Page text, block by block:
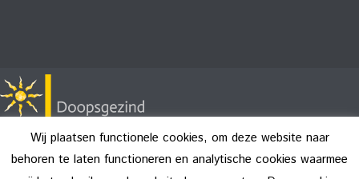
Wij plaatsen functionele cookies, om deze website naar
behoren te laten functioneren en analytische cookies waarmee